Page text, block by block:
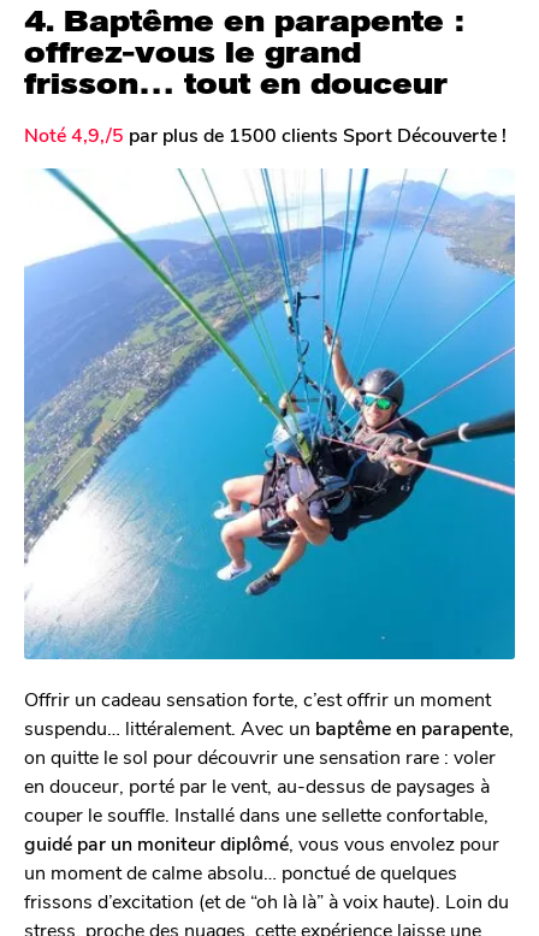
4. Baptême en parapente :
offrez-vous le grand
frisson… tout en douceur
Noté 4,9,/5 par plus de 1500 clients Sport Découverte !
Offrir un cadeau sensation forte, c’est offrir un moment
suspendu… littéralement. Avec un baptême en parapente,
on quitte le sol pour découvrir une sensation rare : voler
en douceur, porté par le vent, au-dessus de paysages à
couper le souffle. Installé dans une sellette confortable,
guidé par un moniteur diplômé, vous vous envolez pour
un moment de calme absolu… ponctué de quelques
frissons d’excitation (et de “oh là là” à voix haute). Loin du
stress, proche des nuages, cette expérience laisse une